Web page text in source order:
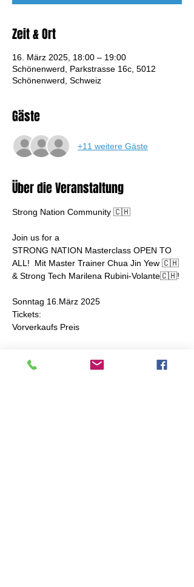
Zeit & Ort
16. März 2025, 18:00 – 19:00
Schönenwerd, Parkstrasse 16c, 5012
Schönenwerd, Schweiz
Gäste
+11 weitere Gäste
Über die Veranstaltung
Strong Nation Community 🇨🇭
Join us for a
STRONG NATION Masterclass OPEN TO
ALL!  Mit Master Trainer Chua Jin Yew 🇨🇭
& Strong Tech Marilena Rubini-Volante🇨🇭!
Sonntag 16.März 2025
Tickets:
Vorverkaufs Preis
Mehr anzeigen